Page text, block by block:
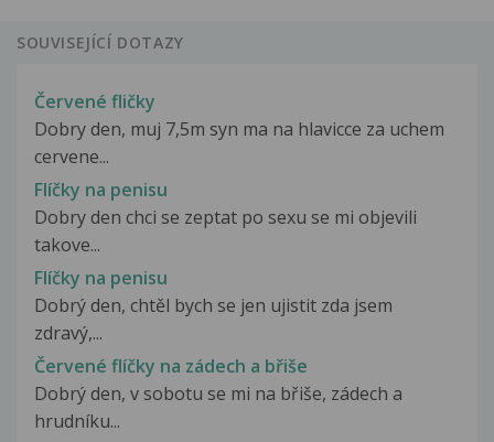
SOUVISEJÍCÍ DOTAZY
Červené fličky
Dobry den, muj 7,5m syn ma na hlavicce za uchem
cervene...
Flíčky na penisu
Dobry den chci se zeptat po sexu se mi objevili
takove...
Flíčky na penisu
Dobrý den, chtěl bych se jen ujistit zda jsem
zdravý,...
Červené flíčky na zádech a břiše
Dobrý den, v sobotu se mi na břiše, zádech a
hrudníku...